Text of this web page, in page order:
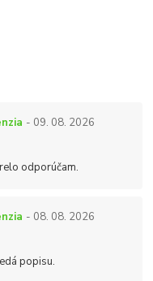
- 09. 08. 2026
odporúčam.
- 08. 08. 2026
popisu.